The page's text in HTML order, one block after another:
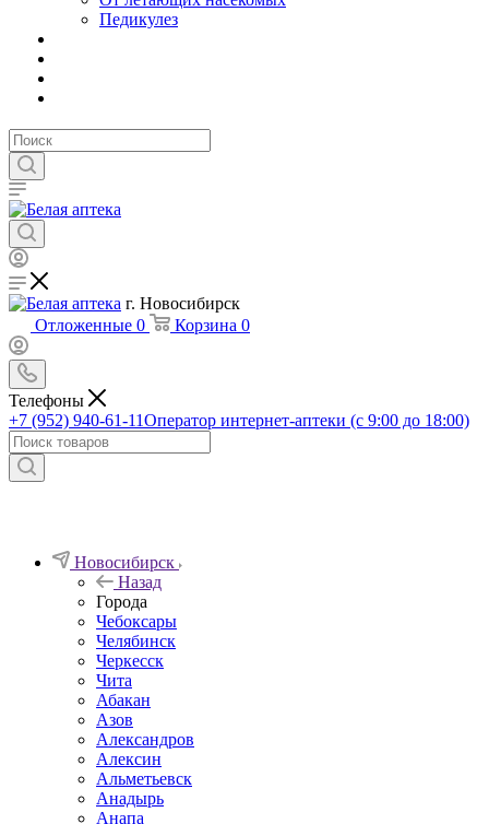
Педикулез
г. Новосибирск
Отложенные 0 Корзина 0
Телефоны
+7 (952) 940-61-11Оператор интернет-аптеки (с 9:00 до 18:00)
Новосибирск
Назад
Города
Чебоксары
Челябинск
Черкесск
Чита
Абакан
Азов
Александров
Алексин
Альметьевск
Анадырь
Анапа